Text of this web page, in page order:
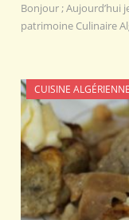
Bonjour ; Aujourd’hui
patrimoine Culinaire
CUISINE ALGÉRIENNE